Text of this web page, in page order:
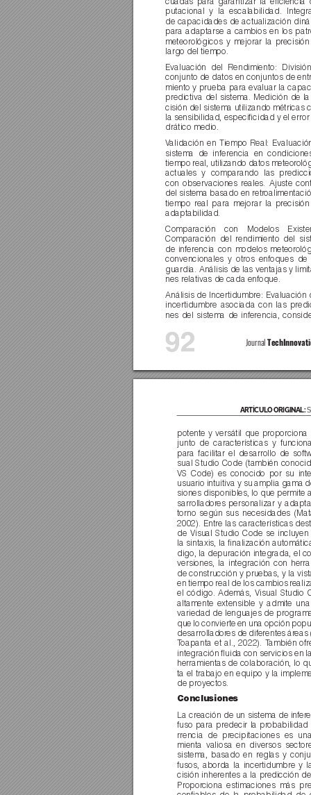
Journal
92
putacional y la escalabilidad.
de capacidades de actualización
para adaptarse a cambios en los
meteorológicos y mejorar la pr
largo del tiempo.
Evaluación del Rendimiento:
conjunto de datos en conjuntos de
miento y prueba para evaluar la
predictiva del sistema. Medición de
cisión del sistema utilizando métricas
la sensibilidad, especiﬁcidad y el error
drático medio.
Validación en Tiempo Real:
sistema de inferencia en
tiempo real, utilizando datos meteor
actuales y comparando las
con observaciones reales. Ajuste
del sistema basado en retr
tiempo real para mejorar la pr
adaptabilidad.
Comparación con Modelos
Comparación del rendimiento del
de inferencia con modelos meteor
convencionales y otros enfoques de
guardia. Análisis de las ventajas y
nes relativas de cada enfoque.
Análisis de Incertidumbre: Evaluación
incertidumbre asociada con las
nes del sistema de inferencia,
potente y versátil que proporciona
junto de características y
para facilitar el desarrollo de
sual Studio Code (también
VS Code) es conocido por su
usuario intuitiva y su amplia gama
siones disponibles, lo que permite
sarrolladores personalizar y
torno según sus necesidades
2002). Entre las características
de Visual Studio Code se
la sintaxis, la ﬁnalización
digo, la depuración integrada, el
versiones, la integración con
de construcción y pruebas, y la
en tiempo real de los cambios r
el código. Además, Visual Studio
altamente extensible y admite
variedad de lenguajes de
que lo convierte en una opción
desarrolladores de diferentes áreas
Toapanta et al., 2022). También ofr
integración ﬂuida con servicios en
herramientas de colaboración, lo
ta el trabajo en equipo y la
de proyectos.
Conclusiones
La creación de un sistema de infer
fuso para predecir la probabilidad
rrencia de precipitaciones es
mienta valiosa en diversos
sistema, basado en reglas y
fusos, aborda la incertidumbre y
cisión inherentes a la predicción
Proporciona estimaciones más
ARTÍCULO ORIGINAL: